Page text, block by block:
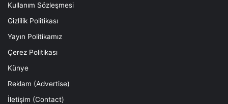
Kullanım Sözleşmesi
Gizlilik Politikası
Yayın Politikamız
Çerez Politikası
Künye
Reklam (Advertise)
İletişim (Contact)